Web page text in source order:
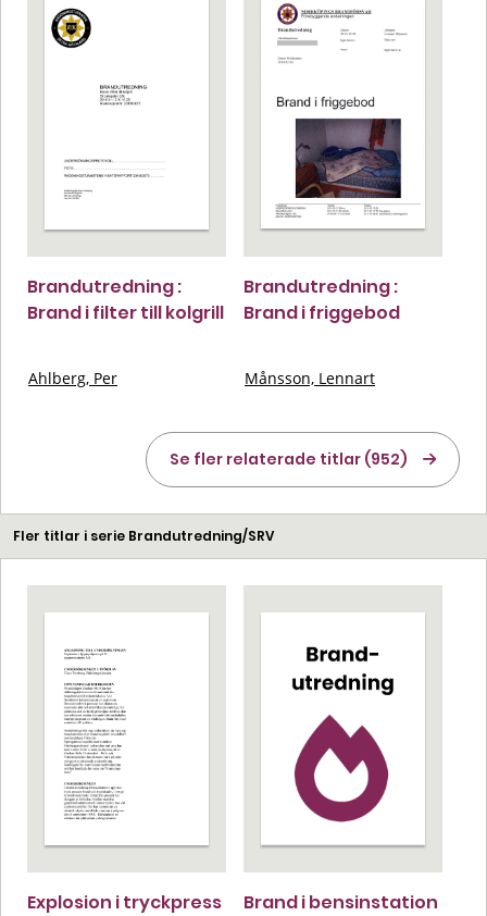
Brandutredning :
Brand i filter till kolgrill
Ahlberg, Per
Brandutredning :
Brand i friggebod
Månsson, Lennart
Se fler relaterade titlar (952)
Fler titlar i serie Brandutredning/SRV
Explosion i tryckpress Brand i bensinstation